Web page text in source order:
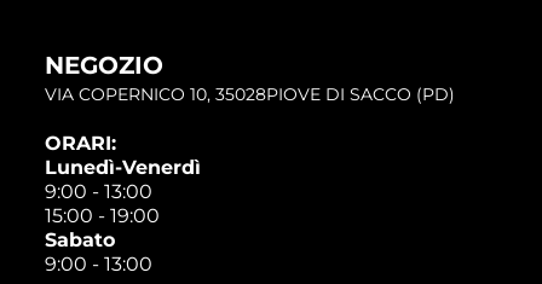
NEGOZIO
VIA COPERNICO 10, 35028PIOVE DI SACCO (PD)
ORARI:
Lunedì-Venerdì
9:00 - 13:00
15:00 - 19:00
Sabato
9:00 - 13:00